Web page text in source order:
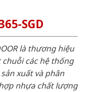
SGD
là thương hiệu
các hệ thống
xuất và phân
nhựa chất lượng